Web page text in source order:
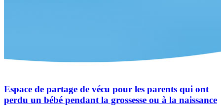
Espace de partage de vécu pour les parents qui ont
perdu un bébé pendant la grossesse ou à la naissance